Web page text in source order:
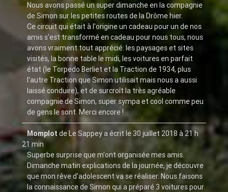
Nous avons passé un super dimanche en la compagnie
de Simon sur les petites routes de la Drôme hier.
Ce circuit qui était à l'origine un cadeau pour un de nos
amis s'est transformé en cadeau pour nous tous, nous
avons vraiment tout apprécié: les paysages et sites
visités, la bonne table le midi, les voitures en parfait
état (le Torpedo Berliet et la Traction de 1934, plus
l'autre Traction que Simon utilisait mais nous a aussi
laissé conduire), et de surcroît la très agréable
compagnie de Simon, super sympa et cool comme peu
de gens le sont. Merci encore !
MomplotdeLe Sappeya écrit le30 juillet 2018 à 21 h
21 min
Superbe surprise que m'ont organisée mes amis.
Dimanche matin explications de la journée, je découvre
que mon rêve d'adolescent va se réaliser. Nous faisons
la connaissance de Simon qui a préparé 3 voitures pour